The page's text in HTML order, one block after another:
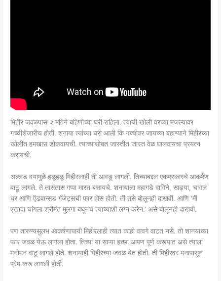
मिहीर जवळपास २ महिने बहिणीच्या घरी राहिला. त्याची खोली वरच्या मजल्यावर
गच्चीशेजारीच होती. शनाया त्यांच्या घरी आली कि गच्चीवर जायच्या बहाण्याने मिहीरच्या
खोलीत हमखास डोकवायची. त्याच्यासोबत जास्तीत जास्त वेळ घालवायचा प्रयत्न
करायची.
अल्लड वयामुळे हळूहळू मिहीरलाही ती आवडू लागली. तिच्याबद्दल एकप्रकारचे आकर्षण
वाटू लागले. ते तासंतास गप्पा मारत बसायचे. शनायाला महागडे दागिने, साड्या, चांगलं
घर आणि ऍडवान्सड गॅजेट्सची फार हौस होती. ती तसे बोलूनही दाखवी. आणि ‘मी
एखादा चांगला श्रीमंत मुलगा बघूनच त्याच्याशी लग्न करेन.’ असे बोलूनही दाखवी.
पण तारुण्यसुलभ आकर्षणापायी मिहीरलाही त्यात काही वावगे वाटत नसे. तो शानयाच्या
फार जवळ येऊ लागला होता. तिच्या या साऱ्या इच्छा आपण पूर्ण करूयात असे त्याला
मनोमन वाटू लागले होते. शनायाही मिहीरच्या जवळ येत होती. ती मिहीरवर मनापासून
प्रेम करू लागली होती.